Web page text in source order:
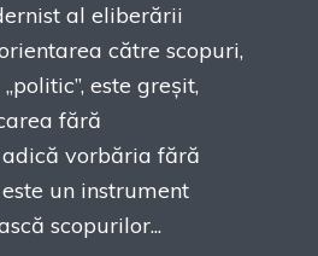
al eliberării
către scopuri,
este greșit,
fără
vorbăria fără
un instrument
scopurilor...